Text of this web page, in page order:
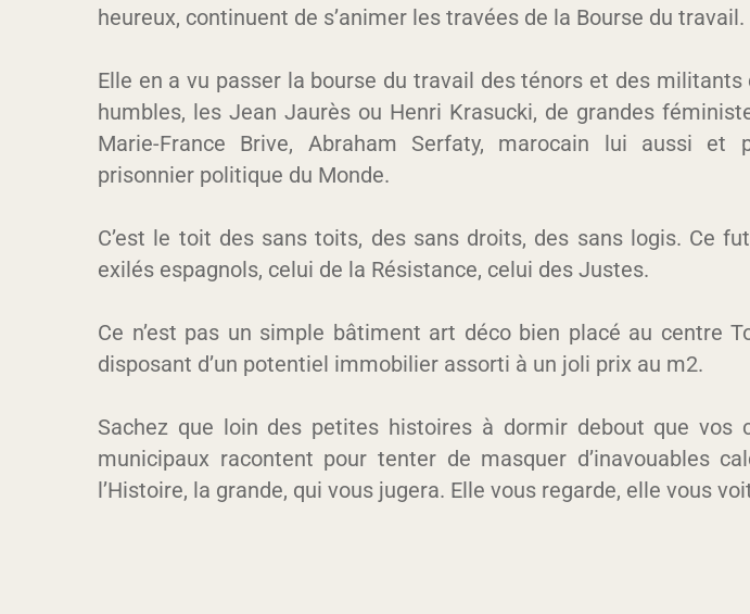
heureux, continuent de s’animer les travées de la Bourse du travail.
Elle en a vu passer la bourse du travail des ténors et des militants
humbles, les Jean Jaurès ou Henri Krasucki, de grandes
Marie-France Brive, Abraham Serfaty, marocain lui aussi et
prisonnier politique du Monde.
C’est le toit des sans toits, des sans droits, des sans logis. Ce
exilés espagnols, celui de la Résistance, celui des Justes.
Ce n’est pas un simple bâtiment art déco bien placé au centre
disposant d’un potentiel immobilier assorti à un joli prix au m2.
Sachez que loin des petites histoires à dormir debout que vos
municipaux racontent pour tenter de masquer d’inavouables
l’Histoire, la grande, qui vous jugera. Elle vous regarde, elle vous